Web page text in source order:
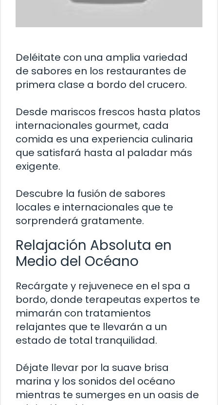
Deléitate con una amplia variedad
de sabores en los restaurantes de
primera clase a bordo del crucero.
Desde mariscos frescos hasta platos
internacionales gourmet, cada
comida es una experiencia culinaria
que satisfará hasta al paladar más
exigente.
Descubre la fusión de sabores
locales e internacionales que te
sorprenderá gratamente.
Relajación Absoluta en
Medio del Océano
Recárgate y rejuvenece en el spa a
bordo, donde terapeutas expertos te
mimarán con tratamientos
relajantes que te llevarán a un
estado de total tranquilidad.
Déjate llevar por la suave brisa
marina y los sonidos del océano
mientras te sumerges en un oasis de